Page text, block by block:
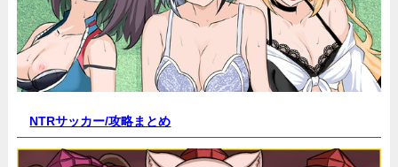
NTRサッカー/攻略まとめ